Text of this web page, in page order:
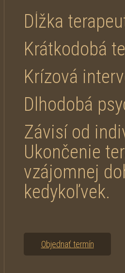
Dĺžka
Krátkodobá
Krízová
Dlhodobá
Závisí od
Ukončenie
vzájomnej
kedykoľvek.
Objednať termín